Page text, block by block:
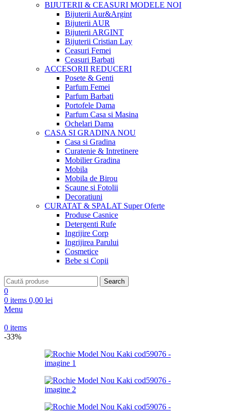
BIJUTERII & CEASURI MODELE NOI
Bijuterii Aur&Argint
Bijuterii AUR
Bijuterii ARGINT
Bijuterii Cristian Lay
Ceasuri Femei
Ceasuri Barbati
ACCESORII REDUCERI
Posete & Genti
Parfum Femei
Parfum Barbati
Portofele Dama
Parfum Casa si Masina
Ochelari Dama
CASA SI GRADINANOU
Casa si Gradina
Curatenie & Intretinere
Mobilier Gradina
Mobila
Mobila de Birou
Scaune si Fotolii
Decoratiuni
CURATAT & SPALAT Super Oferte
Produse Casnice
Detergenti Rufe
Ingrijire Corp
Ingrijirea Parului
Cosmetice
Bebe si Copii
Search
0
0 items 0,00 lei
Menu
0 items
-33%